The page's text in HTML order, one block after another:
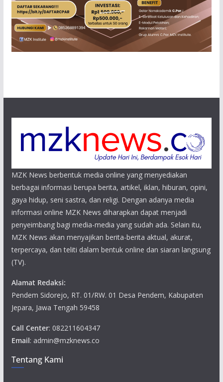
MZK News berbentuk media online yang menyediakan
berbagai informasi berupa berita, artikel, iklan, hiburan, opini,
gaya hidup, seni sastra, dan religi. Dengan adanya media
informasi online MZK News diharapkan dapat menjadi
penyeimbang bagi media-media yang sudah ada. Selain itu,
MZK News akan menyajikan berita-berita aktual, akurat,
terpercaya, dan teliti dalam bentuk online dan siaran langsung
(TV).
Alamat Redaksi:
Pendem Sidorejo, RT. 01/RW. 01 Desa Pendem, Kabupaten
Jepara, Jawa Tengah 59458
Call Center: 082211604347
Email: admin@mzknews.co
Tentang Kami